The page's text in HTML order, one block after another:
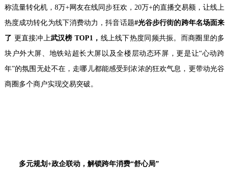
称流量转化机，8万+网友在线同步狂欢，20万+的直播交易额，让线上
热度成功转化为线下消费动力，抖音话题#光谷步行街的跨年名场面来
了 更直接冲上武汉榜TOP1 ， 线上线下热度同频共振。而商圈里的多
块户外大屏、地铁站超长大屏以及全楼层动态环屏，更是让“心动跨
年”的氛围无处不在，走哪儿都能感受到浓浓的狂欢气息，更带动光谷
商圈多个商户实现交易突破。
多元规划 +政企联动，解锁跨年消费“舒心局”